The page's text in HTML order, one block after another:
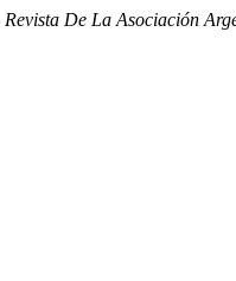
Revista De La Asociación